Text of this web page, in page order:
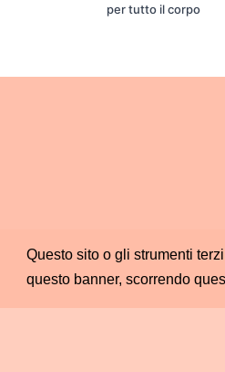
Questo sito o gli strumenti
questo banner, scorrendo
per tutto il corpo